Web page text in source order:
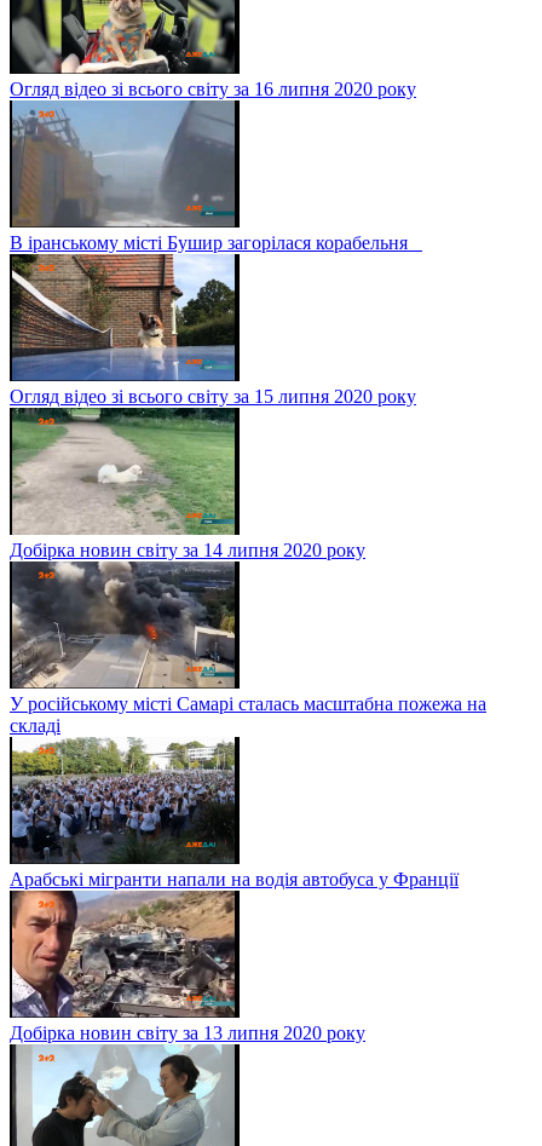
Огляд відео зі всього світу за 16 липня 2020 року
В іранському місті Бушир загорілася корабельня
Огляд відео зі всього світу за 15 липня 2020 року
Добірка новин світу за 14 липня 2020 року
У російському місті Самарі сталась масштабна пожежа на
складі
Арабські мігранти напали на водія автобуса у Франції
Добірка новин світу за 13 липня 2020 року